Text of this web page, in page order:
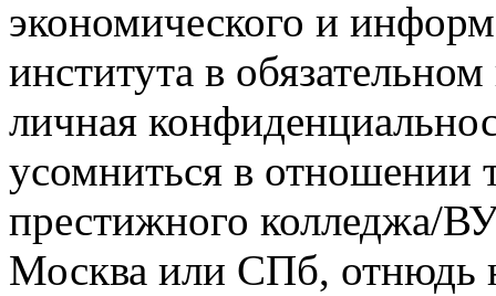
экономического и
института в
личная
усомниться в отношении
престижного колледжа/
Москва или СПб, отнюдь